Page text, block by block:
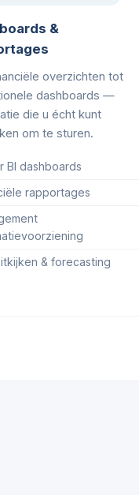
&
overzichten tot
dashboards —
die u écht kunt
om te sturen.
BI dashboards
rapportages
& forecasting